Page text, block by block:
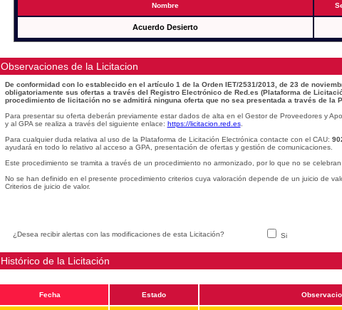
Nombre
Acuerdo Desierto
Observaciones de la Licitacion
De conformidad con lo establecido en el artículo 1 de la Orden IET/2531/2013, de 23 de
obligatoriamente sus ofertas a través del Registro Electrónico de Red.es (Plataforma de
procedimiento de licitación no se admitirá ninguna oferta que no sea presentada a través de la
Para presentar su oferta deberán previamente estar dados de alta en el Gestor de Proveedores y
y al GPA se realiza a través del siguiente enlace: https://licitacion.red.es.
Para cualquier duda relativa al uso de la Plataforma de Licitación Electrónica contacte con el CAU:
ayudará en todo lo relativo al acceso a GPA, presentación de ofertas y gestión de comunicaciones.
Este procedimiento se tramita a través de un procedimiento no armonizado, por lo que no se
No se han definido en el presente procedimiento criterios cuya valoración depende de un juicio de
Criterios de juicio de valor.
¿Desea recibir alertas con las modificaciones de esta Licitación? Si
Histórico de la Licitación
Fecha Estado